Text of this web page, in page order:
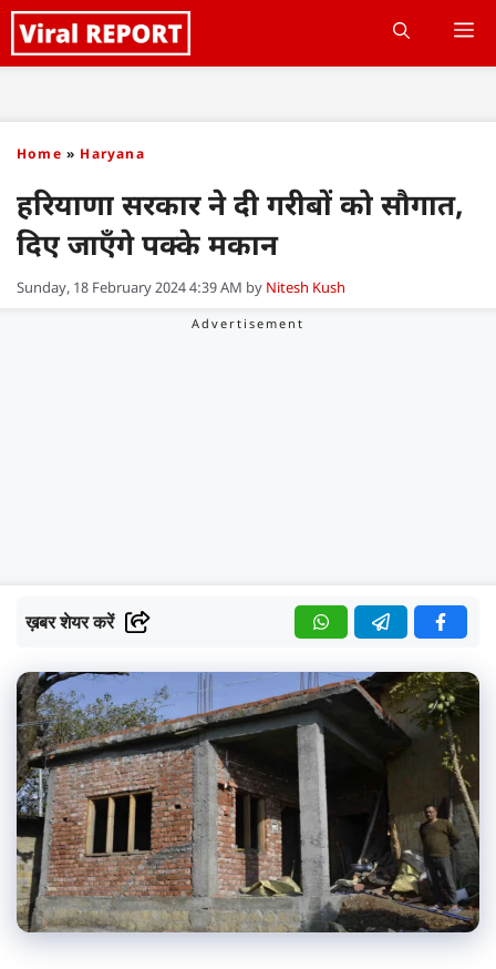
Skip
to
Home » Haryana
हरियाणा सरकार ने दी गरीबों को सौगात,
दिए जाएँगे पक्के मकान
Sunday, 18 February 2024 4:39 AM by Nitesh Kush
ख़बर शेयर करें